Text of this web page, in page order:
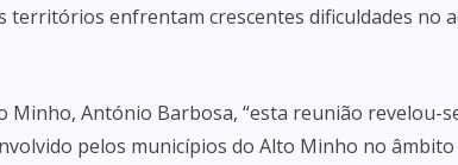
territórios enfrentam crescentes dificuldades no
Minho, António Barbosa, “esta reunião revelou-
pelos municípios do Alto Minho no âmbito